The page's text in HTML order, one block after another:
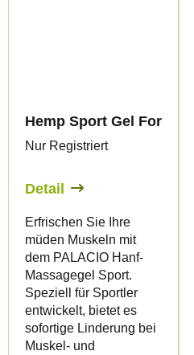
Hemp Sport Gel Forte
Nur Registriert
Detail
Erfrischen Sie Ihre
müden Muskeln mit
dem PALACIO Hanf-
Massagegel Sport.
Speziell für Sportler
entwickelt, bietet es
sofortige Linderung bei
Muskel- und